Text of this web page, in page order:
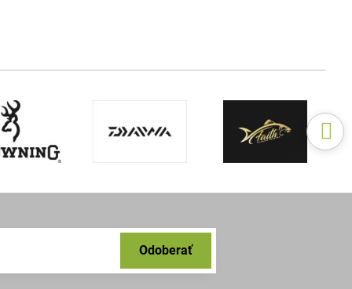
Odoberať